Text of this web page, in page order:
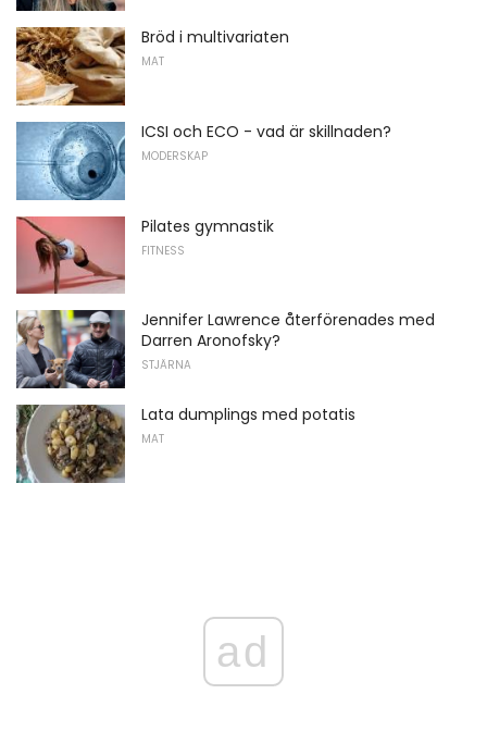
Bröd i multivariaten
MAT
ICSI och ECO - vad är skillnaden?
MODERSKAP
Pilates gymnastik
FITNESS
Jennifer Lawrence återförenades med
Darren Aronofsky?
STJÄRNA
Lata dumplings med potatis
MAT
ad